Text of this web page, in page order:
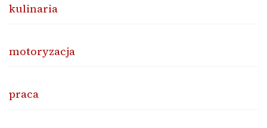
kulinaria
motoryzacja
praca